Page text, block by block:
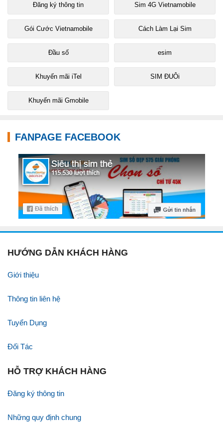
Đăng ký thông tin Sim 4G Vietnamobile
Gói Cước Vietnamobile Cách Làm Lại Sim
Đầu số esim
Khuyến mãi iTel SIM ĐUÔi
Khuyến mãi Gmobile
FANPAGE FACEBOOK
HƯỚNG DẪN KHÁCH HÀNG
Giới thiệu
Thông tin liên hệ
Tuyển Dụng
Đối Tác
HỖ TRỢ KHÁCH HÀNG
Đăng ký thông tin
Những quy định chung